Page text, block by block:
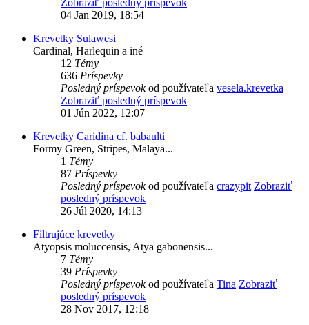
04 Jan 2019, 18:54
Krevetky Sulawesi
Cardinal, Harlequin a iné
12 Témy
636 Príspevky
Posledný príspevokod používateľa vesela.krevetka
Zobraziť posledný príspevok
01 Jún 2022, 12:07
Krevetky Caridina cf. babaulti
Formy Green, Stripes, Malaya...
1 Témy
87 Príspevky
Posledný príspevokod používateľa crazypit Zobraziť
posledný príspevok
26 Júl 2020, 14:13
Filtrujúce krevetky
Atyopsis moluccensis, Atya gabonensis...
7 Témy
39 Príspevky
Posledný príspevokod používateľa Tina Zobraziť
posledný príspevok
28 Nov 2017, 12:18